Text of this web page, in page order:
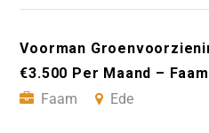
Voorman
€3.500 Per Maand –
Faam
Ede